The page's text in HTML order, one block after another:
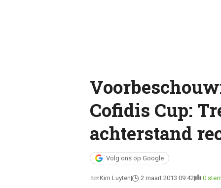
Cofidis Cup:
achterstand
Volg ons op Google
Kim Luyten 2 maart 2013 09:42 0